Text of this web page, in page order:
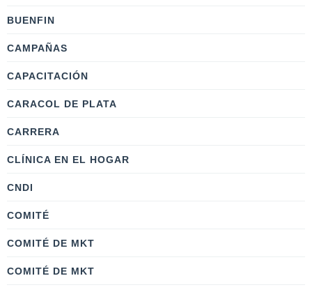
BUENFIN
CAMPAÑAS
CAPACITACIÓN
CARACOL DE PLATA
CARRERA
CLÍNICA EN EL HOGAR
CNDI
COMITÉ
COMITÉ DE MKT
COMITÉ DE MKT